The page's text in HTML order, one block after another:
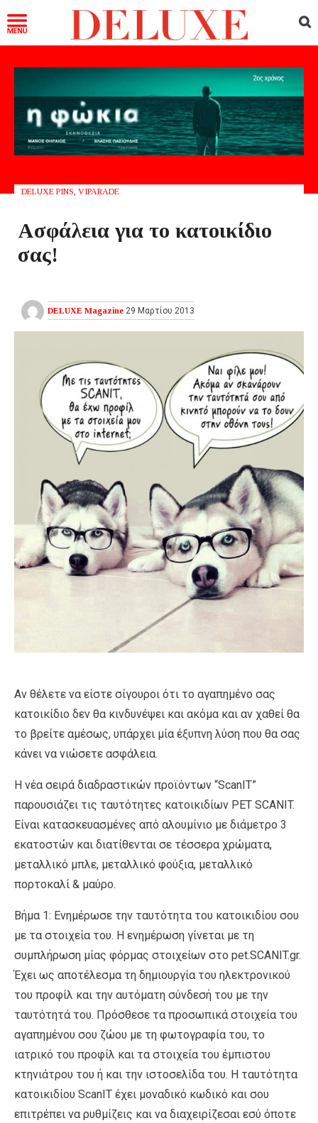
DELUXE PINS VIPARADE
Ασφάλεια για το κατοικίδιο
σας!
DELUXE Magazine 29 Μαρτίου 2013
Αν θέλετε να είστε σίγουροι ότι το αγαπημένο σας
κατοικίδιο δεν θα κινδυνέψει και ακόμα και αν χαθεί θα
το βρείτε αμέσως, υπάρχει μία έξυπνη λύση που θα σας
κάνει να νιώσετε ασφάλεια.
Η νέα σειρά διαδραστικών προϊόντων “ScanIT”
παρουσιάζει τις ταυτότητες κατοικιδίων PET SCANIT.
Είναι κατασκευασμένες από αλουμίνιο με διάμετρο 3
εκατοστών και διατίθενται σε τέσσερα χρώματα,
μεταλλικό μπλε, μεταλλικό φούξια, μεταλλικό
πορτοκαλί & μαύρο.
Βήμα 1: Ενημέρωσε την ταυτότητα του κατοικιδίου σου
με τα στοιχεία του. Η ενημέρωση γίνεται με τη
συμπλήρωση μίας φόρμας στοιχείων στο pet.SCANIT.gr.
Έχει ως αποτέλεσμα τη δημιουργία του ηλεκτρονικού
του προφίλ και την αυτόματη σύνδεσή του με την
ταυτότητά του. Πρόσθεσε τα προσωπικά στοιχεία του
αγαπημένου σου ζώου με τη φωτογραφία του, το
ιατρικό του προφίλ και τα στοιχεία του έμπιστου
κτηνιάτρου του ή και την ιστοσελίδα του. Η ταυτότητα
κατοικιδίου ScanIT έχει μοναδικό κωδικό και σου
επιτρέπει να ρυθμίζεις και να διαχειρίζεσαι εσύ όποτε